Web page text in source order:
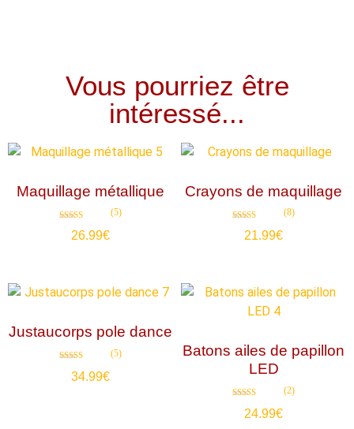
Vous pourriez être
intéressé...
Maquillage métallique
4.80
(5)
26.99€
Crayons de maquillage
4.75
(8)
21.99€
Justaucorps pole dance
4.80
(5)
34.99€
Batons ailes de papillon
LED
5.00
(2)
24.99€